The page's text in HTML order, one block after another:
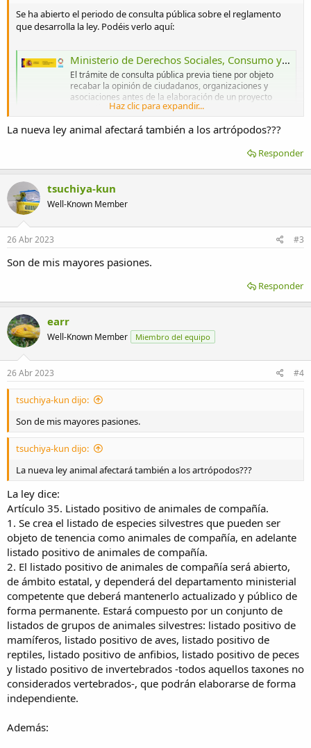
Se ha abierto el periodo de consulta pública sobre el reglamento
que desarrolla la ley. Podéis verlo aquí:
Ministerio de Derechos Sociales, Consumo y Agenda 2030 - Consultas públicas previas
El trámite de consulta pública previa tiene por objeto
recabar la opinión de ciudadanos, organizaciones y
asociaciones antes de la elaboración de un proyecto
normativo.
Lo incluyo por si alguien quiere hacer alegaciones. Según dicen
"tiene por objeto recabar la opinión de los ciudadanos".
Un consejo: si argumentáis hacedlo en serio.
Haz clic para expandir...
La nueva ley animal afectará también a los artrópodos???
Responder
tsuchiya-kun
Well-Known Member
26 Abr 2023 #3
Son de mis mayores pasiones.
Responder
earr
Well-Known Member Miembro del equipo
26 Abr 2023 #4
tsuchiya-kun dijo:
Son de mis mayores pasiones.
tsuchiya-kun dijo:
La nueva ley animal afectará también a los artrópodos???
La ley dice:
Artículo 35. Listado positivo de animales de compañía.
1. Se crea el listado de especies silvestres que pueden ser
objeto de tenencia como animales de compañía, en adelante
listado positivo de animales de compañía.
2. El listado positivo de animales de compañía será abierto,
de ámbito estatal, y dependerá del departamento ministerial
competente que deberá mantenerlo actualizado y público de
forma permanente. Estará compuesto por un conjunto de
listados de grupos de animales silvestres: listado positivo de
mamíferos, listado positivo de aves, listado positivo de
reptiles, listado positivo de anfibios, listado positivo de peces
y listado positivo de invertebrados -todos aquellos taxones no
considerados vertebrados-, que podrán elaborarse de forma
independiente.
Además: